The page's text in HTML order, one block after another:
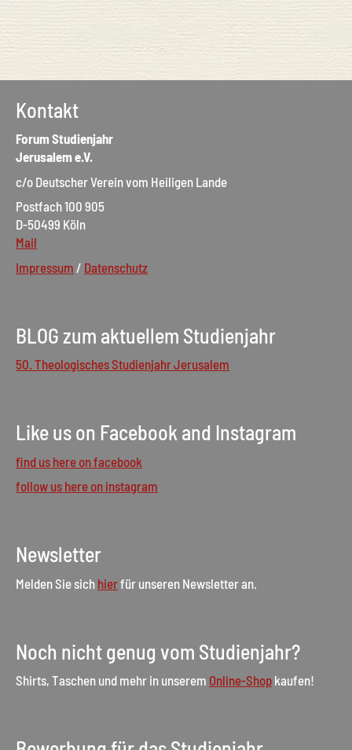
Kontakt
Forum Studienjahr
Jerusalem e.V.
c/o Deutscher Verein vom Heiligen Lande
Postfach 100 905
D-50499 Köln
Mail
Impressum / Datenschutz
BLOG zum aktuellem Studienjahr
50. Theologisches Studienjahr Jerusalem
Like us on Facebook and Instagram
find us here on facebook
follow us here on instagram
Newsletter
Melden Sie sich hierfür unseren Newsletter an.
Noch nicht genug vom Studienjahr?
Shirts, Taschen und mehr in unserem Online-Shop kaufen!